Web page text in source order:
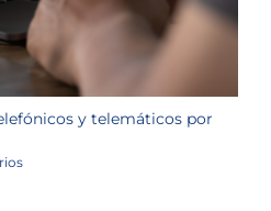
y telemáticos por